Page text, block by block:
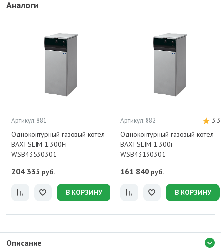
Аналоги
Артикул: 881
Одноконтурный газовый котел
BAXI SLIM 1.300Fi
WSB43530301-
204 335 руб.
В КОРЗИНУ
Артикул: 882 3.3
Одноконтурный газовый котел
BAXI SLIM 1.300i
WSB43130301-
161 840 руб.
В КОРЗИНУ
Описание